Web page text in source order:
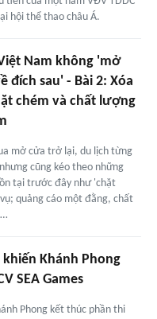
hội thể thao châu Á.
Nam không 'mở
đích sau' - Bài 2: Xóa
chém và chất lượng
mở cửa trở lại, du lịch từng
cũng kéo theo những
tại trước đây như 'chặt
quảng cáo một đằng, chất
Khánh Phong
SEA Games
Phong kết thúc phần thi